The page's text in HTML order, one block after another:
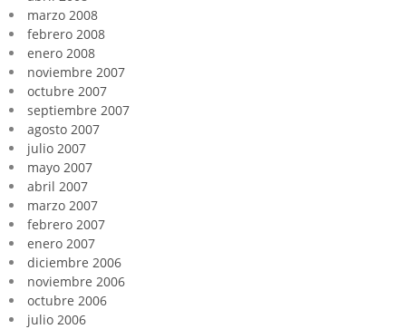
marzo 2008
febrero 2008
enero 2008
noviembre 2007
octubre 2007
septiembre 2007
agosto 2007
julio 2007
mayo 2007
abril 2007
marzo 2007
febrero 2007
enero 2007
diciembre 2006
noviembre 2006
octubre 2006
julio 2006